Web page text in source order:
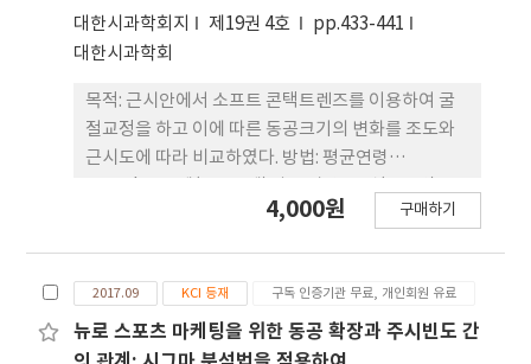
의 유의한 차이가 나타났다. 써클 콘택트렌즈 A를 착
용하였을 경우 시력교정 술을 받은 군의 대비감도가
시력교정술을 받지 않은 대조군(Control Group)의
대비감도 보다 낮게 측정되 었으며, 시력교정술을 받
지 않은 대조군(Control group)이 시력교정술을 받
은 군 보다 밝은, 어두운 상태에 서의 대비감도가 높게
나타났다. 결론: 시력교정술을 받은 사람이 써클 콘택
트렌즈 착용 시 대비감도 변화가 나타날 수 있으니 이
대한시과학회지 제19권 4호
pp.433-441
대한시과학회
목적: 근시안에서 소프트 콘택트렌즈를 이용하여 굴
절교정을 하고 이에 따른 동공크기의 변화를 조도와
근시도에 따라 비교하였다. 방법: 평균연령
대상으로 굴절교정 전 나안상태와 소 프트 콘택트렌
lx, 주시거리 3.5 m에서 암소시, 어두운 박명시, 밝은
박명시 상태에서 측정하였다. 근시도에 따 라 -2.00 D
이하는 경도 근시, -2.00 D를 초과하는 경우에는 중등
4,000원 구매하기
2017.09 KCI 등재 구독 인증기관 무료, 개인회원 유료
뉴로 스포츠 마케팅을 위한 동공 확장과 주시빈도 간